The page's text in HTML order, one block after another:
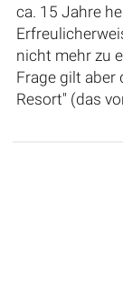
ca. 15 Jahre
nicht mehr zu
Frage gilt aber
Resort" (das